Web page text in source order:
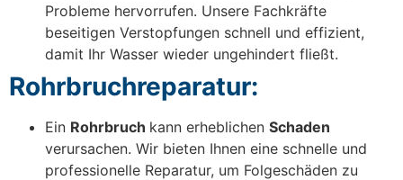
Probleme hervorrufen. Unsere Fachkräfte
beseitigen Verstopfungen schnell und effizient,
damit Ihr Wasser wieder ungehindert fließt.
Rohrbruchreparatur:
Ein Rohrbruch kann erheblichen Schaden
verursachen. Wir bieten Ihnen eine schnelle und
professionelle Reparatur, um Folgeschäden zu